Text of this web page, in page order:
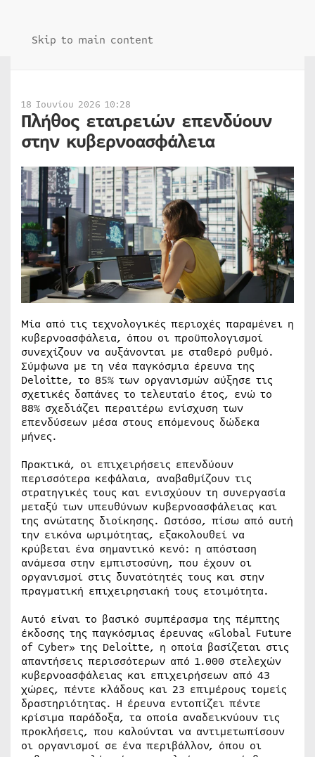
Skip to main content
18 Ιουνίου 2026 10:28
Πλήθος εταιρειών επενδύουν
στην κυβερνοασφάλεια
Μία από τις τεχνολογικές περιοχές παραμένει η
κυβερνοασφάλεια, όπου οι προϋπολογισμοί
συνεχίζουν να αυξάνονται με σταθερό ρυθμό.
Σύμφωνα με τη νέα παγκόσμια έρευνα της
Deloitte, το 85% των οργανισμών αύξησε τις
σχετικές δαπάνες το τελευταίο έτος, ενώ το
88% σχεδιάζει περαιτέρω ενίσχυση των
επενδύσεων μέσα στους επόμενους δώδεκα
μήνες.
Πρακτικά, οι επιχειρήσεις επενδύουν
περισσότερα κεφάλαια, αναβαθμίζουν τις
στρατηγικές τους και ενισχύουν τη συνεργασία
μεταξύ των υπευθύνων κυβερνοασφάλειας και
της ανώτατης διοίκησης. Ωστόσο, πίσω από αυτή
την εικόνα ωριμότητας, εξακολουθεί να
κρύβεται ένα σημαντικό κενό: η απόσταση
ανάμεσα στην εμπιστοσύνη, που έχουν οι
οργανισμοί στις δυνατότητές τους και στην
πραγματική επιχειρησιακή τους ετοιμότητα.
Αυτό είναι το βασικό συμπέρασμα της πέμπτης
έκδοσης της παγκόσμιας έρευνας «Global Future
of Cyber» της Deloitte, η οποία βασίζεται στις
απαντήσεις περισσότερων από 1.000 στελεχών
κυβερνοασφάλειας και επιχειρήσεων από 43
χώρες, πέντε κλάδους και 23 επιμέρους τομείς
δραστηριότητας. Η έρευνα εντοπίζει πέντε
κρίσιμα παράδοξα, τα οποία αναδεικνύουν τις
προκλήσεις, που καλούνται να αντιμετωπίσουν
οι οργανισμοί σε ένα περιβάλλον, όπου οι